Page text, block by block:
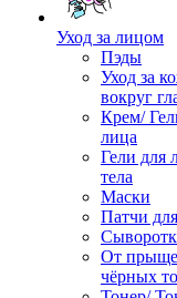
Уход за лицом
Пэды
Уход за
вокруг
Крем/
лица
Гели для
тела
Маски
Патчи
От
чёрных